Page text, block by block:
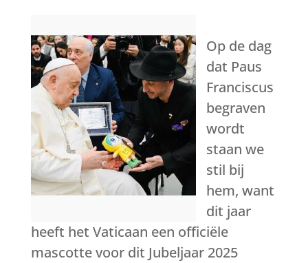
Op de dag
dat Paus
Franciscus
begraven
wordt
staan we
stil bij
hem, want
dit jaar
heeft het Vaticaan een officiële
mascotte voor dit Jubeljaar 2025